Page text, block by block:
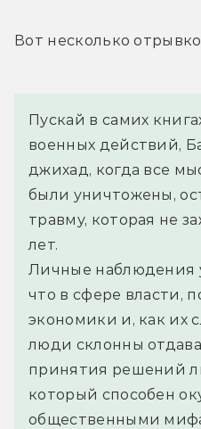
Вот несколько
Пускай в самих
военных действий,
джихад, когда все
были уничтожены,
травму, которая не
лет.
Личные наблюдения
что в сфере власти,
экономики и, как их
люди склонны
принятия решений
который способен
общественными